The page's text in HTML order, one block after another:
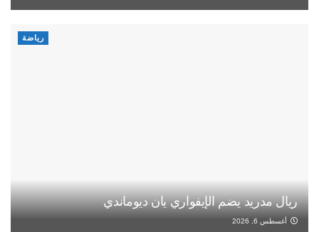
رياضة
ريال مدريد يضم الإيفواري يان ديوماندي
أغسطس 6, 2026